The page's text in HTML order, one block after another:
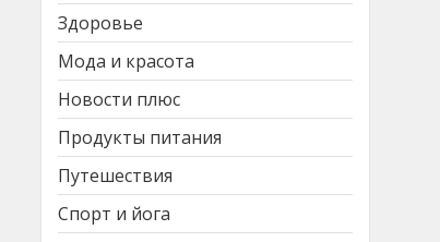
Здоровье
Мода и красота
Новости плюс
Продукты питания
Путешествия
Спорт и йога